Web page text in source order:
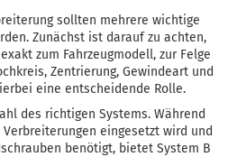
sollten mehrere wichtige
Zunächst ist darauf zu achten,
zum Fahrzeugmodell, zur Felge
Zentrierung, Gewindeart und
eine entscheidende Rolle.
des richtigen Systems. Während
eingesetzt wird und
benötigt, bietet System B